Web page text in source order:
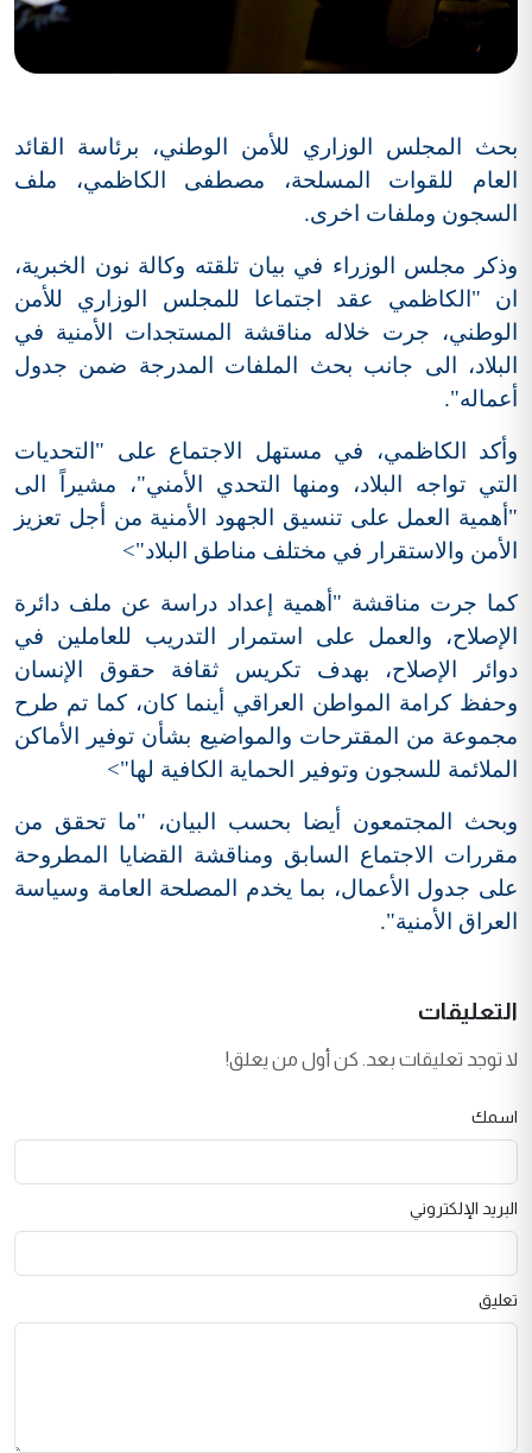
بحث المجلس الوزاري للأمن الوطني، برئاسة القائد
العام للقوات المسلحة، مصطفى الكاظمي، ملف
السجون وملفات اخرى.
وذكر مجلس الوزراء في بيان تلقته وكالة نون الخبرية،
ان "الكاظمي عقد اجتماعا للمجلس الوزاري للأمن
الوطني، جرت خلاله مناقشة المستجدات الأمنية في
البلاد، الى جانب بحث الملفات المدرجة ضمن جدول
أعماله".
وأكد الكاظمي، في مستهل الاجتماع على "التحديات
التي تواجه البلاد، ومنها التحدي الأمني"، مشيراً الى
"أهمية العمل على تنسيق الجهود الأمنية من أجل تعزيز
الأمن والاستقرار في مختلف مناطق البلاد">
كما جرت مناقشة "أهمية إعداد دراسة عن ملف دائرة
الإصلاح، والعمل على استمرار التدريب للعاملين في
دوائر الإصلاح، بهدف تكريس ثقافة حقوق الإنسان
وحفظ كرامة المواطن العراقي أينما كان، كما تم طرح
مجموعة من المقترحات والمواضيع بشأن توفير الأماكن
الملائمة للسجون وتوفير الحماية الكافية لها">
وبحث المجتمعون أيضا بحسب البيان، "ما تحقق من
مقررات الاجتماع السابق ومناقشة القضايا المطروحة
على جدول الأعمال، بما يخدم المصلحة العامة وسياسة
العراق الأمنية".
التعليقات
لا توجد تعليقات بعد. كن أول من يعلق!
اسمك
البريد الإلكتروني
تعليق